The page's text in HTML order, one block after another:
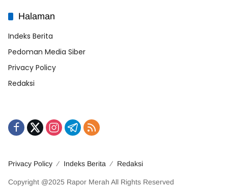
Halaman
Indeks Berita
Pedoman Media Siber
Privacy Policy
Redaksi
Privacy Policy Indeks Berita Redaksi
Copyright @2025 Rapor Merah All Rights Reserved